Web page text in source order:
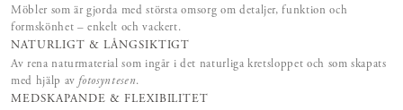
Möbler som är gjorda med största omsorg om detaljer, funktion och
formskönhet – enkelt och vackert.
NATURLIGT & LÅNGSIKTIGT
Av rena naturmaterial som ingår i det naturliga kretsloppet och som skapats
med hjälp avfotosyntesen.
MEDSKAPANDE & FLEXIBILITET